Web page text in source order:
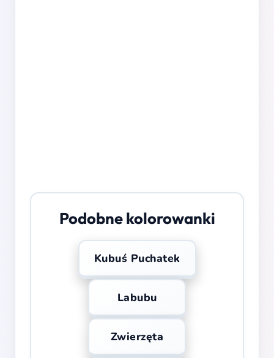
Podobne kolorowanki
Kubuś Puchatek
Labubu
Zwierzęta